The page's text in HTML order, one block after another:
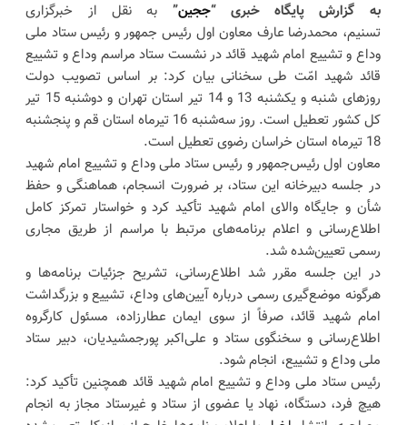
به گزارش پایگاه خبری “ججین” به نقل از خبرگزاری
تسنیم، محمدرضا عارف معاون اول رئیس جمهور و رئیس ستاد ملی
وداع و تشییع امام شهید قائد در نشست ستاد مراسم وداع و تشییع
قائد شهید امّت طی سخنانی بیان کرد: بر اساس تصویب دولت
روزهای شنبه و یکشنبه 13 و 14 تیر استان تهران و دوشنبه 15 تیر
کل کشور تعطیل است. روز سه‌شنبه 16 تیرماه استان قم و پنجشنبه
18 تیرماه استان خراسان رضوی تعطیل است.
معاون اول رئیس‌جمهور و رئیس ستاد ملی وداع و تشییع امام شهید
در جلسه دبیرخانه این ستاد، بر ضرورت انسجام، هماهنگی و حفظ
شأن و جایگاه والای امام شهید تأکید کرد و خواستار تمرکز کامل
اطلاع‌رسانی و اعلام برنامه‌های مرتبط با مراسم از طریق مجاری
رسمی تعیین‌شده شد.
در این جلسه مقرر شد اطلاع‌رسانی، تشریح جزئیات برنامه‌ها و
هرگونه موضع‌گیری رسمی درباره آیین‌های وداع، تشییع و بزرگداشت
امام شهید قائد، صرفاً از سوی ایمان عطارزاده، مسئول کارگروه
اطلاع‌رسانی و سخنگوی ستاد و علی‌اکبر پورجمشیدیان، دبیر ستاد
ملی وداع و تشییع، انجام شود.
رئیس ستاد ملی وداع و تشییع امام شهید قائد همچنین تأکید کرد:
هیچ فرد، دستگاه، نهاد یا عضوی از ستاد و غیرستاد مجاز به انجام